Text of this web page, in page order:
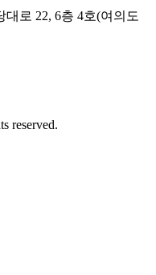
로 22, 6층 4호(여의도
reserved.